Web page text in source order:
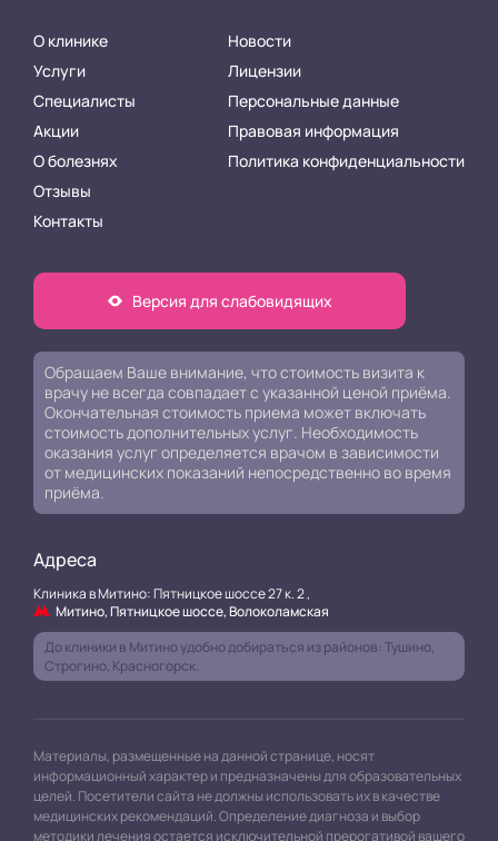
О клинике
Услуги
Специалисты
Акции
О болезнях
Отзывы
Контакты
Новости
Лицензии
Персональные данные
Правовая информация
Политика конфиденциальности
Версия для слабовидящих
Обращаем Ваше внимание, что стоимость визита к
врачу не всегда совпадает с указанной ценой приёма.
Окончательная стоимость приема может включать
стоимость дополнительных услуг. Необходимость
оказания услуг определяется врачом в зависимости
от медицинских показаний непосредственно во время
приёма.
Адреса
Клиника в Митино: Пятницкое шоссе 27 к. 2 ,
Митино, Пятницкое шоссе, Волоколамская
До клиники в Митино удобно добираться из районов: Тушино,
Строгино, Красногорск.
Материалы, размещенные на данной странице, носят
информационный характер и предназначены для образовательных
целей. Посетители сайта не должны использовать их в качестве
медицинских рекомендаций. Определение диагноза и выбор
методики лечения остается исключительной прерогативой вашего